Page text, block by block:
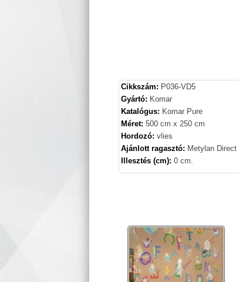
Cikkszám: P036-VD5
Gyártó: Komar
Katalógus: Komar Pure
Méret: 500 cm x 250 cm
Hordozó: vlies
Ajánlott ragasztó: Metylan Direct
Illesztés (cm): 0 cm.